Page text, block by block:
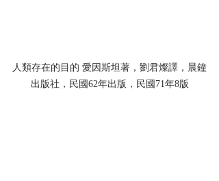
人類存在的目的 愛因斯坦著，劉君燦譯，晨鐘
出版社，民國62年出版，民國71年8版